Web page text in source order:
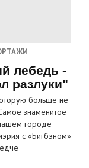
лебедь -
разлуки"
больше не
знаменитое
городе
с «Бигбэном»